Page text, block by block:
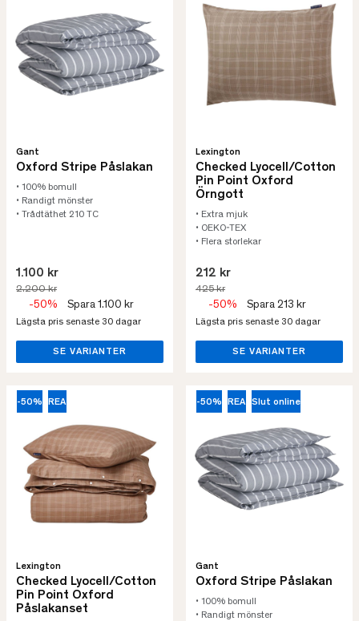
Gant
Oxford Stripe Påslakan
• 100% bomull
• Randigt mönster
• Trådtäthet 210 TC
1.100 kr
2.200 kr
-50% Spara 1.100 kr
Lägsta pris senaste 30 dagar
SE VARIANTER
Lexington
Checked Lyocell/Cotton
Pin Point Oxford
Örngott
• Extra mjuk
• OEKO-TEX
• Flera storlekar
212 kr
425 kr
-50% Spara 213 kr
Lägsta pris senaste 30 dagar
SE VARIANTER
-50% REA
Lexington
Checked Lyocell/Cotton
Pin Point Oxford
Påslakanset
-50% REA Slut online
Gant
Oxford Stripe Påslakan
• 100% bomull
• Randigt mönster